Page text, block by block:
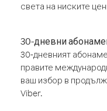
света на ниските
30-дневни
30-дневният
правите
ваш избор в
Viber.